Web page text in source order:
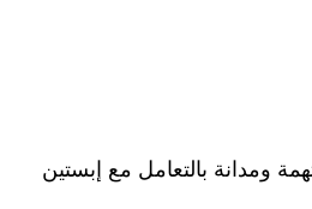
ومدانة بالتعامل مع إبستين